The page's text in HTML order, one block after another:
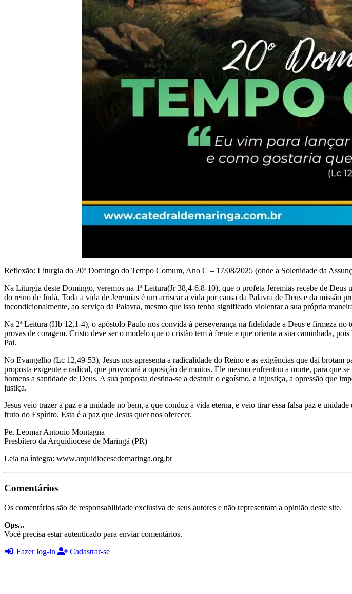
Reflexão: Liturgia do 20º Domingo do Tempo Comum, Ano C – 17/08/2025 (onde a Solenidade da
Na Liturgia deste Domingo, veremos na 1ª Leitura(Jr 38,4-6.8-10), que o profeta Jeremias recebe de
do reino de Judá. Toda a vida de Jeremias é um arriscar a vida por causa da Palavra de Deus e da missão
incondicionalmente, ao serviço da Palavra, mesmo que isso tenha significado violentar a sua própria
Na 2ª Leitura (Hb 12,1-4), o apóstolo Paulo nos convida à perseverança na fidelidade a Deus e firmeza
provas de coragem. Cristo deve ser o modelo que o cristão tem à frente e que orienta a sua caminhada,
Pai.
No Evangelho (Lc 12,49-53), Jesus nos apresenta a radicalidade do Reino e as exigências que daí brotam
proposta exigente e radical, que provocará a oposição de muitos. Ele mesmo enfrentou a morte, para que
homens a santidade de Deus. A sua proposta destina-se a destruir o egoísmo, a injustiça, a opressão que
justiça.
Jesus veio trazer a paz e a unidade no bem, a que conduz à vida eterna, e veio tirar essa falsa paz e
fruto do Espírito. Esta é a paz que Jesus quer nos oferecer.
Pe. Leomar Antonio Montagna
Presbítero da Arquidiocese de Maringá (PR)
Leia na íntegra: www.arquidiocesedemaringa.org.br
Comentários
Os comentários são de responsabilidade exclusiva de seus autores e não representam a opinião deste site.
Ops...
Você precisa estar autenticado para enviar comentários.
Fazer log-in
Cadastrar-se